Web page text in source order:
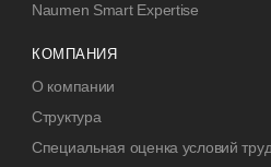
Naumen Smart Expertise
КОМПАНИЯ
О компании
Структура
Специальная оценка условий